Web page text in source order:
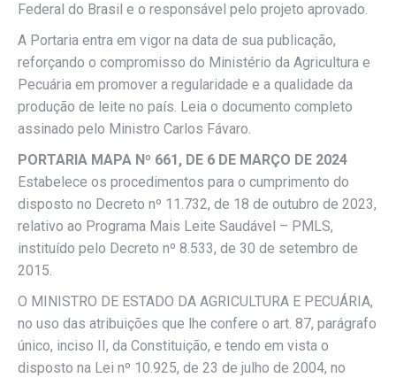
Federal do Brasil e o responsável pelo projeto aprovado.
A Portaria entra em vigor na data de sua publicação,
reforçando o compromisso do Ministério da Agricultura e
Pecuária em promover a regularidade e a qualidade da
produção de leite no país. Leia o documento completo
assinado pelo Ministro Carlos Fávaro.
PORTARIA MAPA Nº 661, DE 6 DE MARÇO DE 2024
Estabelece os procedimentos para o cumprimento do
disposto no Decreto nº 11.732, de 18 de outubro de 2023,
relativo ao Programa Mais Leite Saudável – PMLS,
instituído pelo Decreto nº 8.533, de 30 de setembro de
2015.
O MINISTRO DE ESTADO DA AGRICULTURA E PECUÁRIA,
no uso das atribuições que lhe confere o art. 87, parágrafo
único, inciso II, da Constituição, e tendo em vista o
disposto na Lei nº 10.925, de 23 de julho de 2004, no